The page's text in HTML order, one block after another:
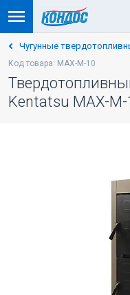
Чугунные
Код товара: MAX-M-10
Kentatsu MAX-M-